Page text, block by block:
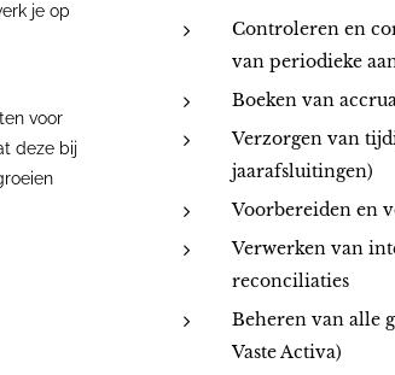
je op
voor
deze bij
Controleren en
van periodieke
Boeken van
Verzorgen van
jaarafsluitingen)
Voorbereiden en
Verwerken van
reconciliaties
Beheren van alle
Vaste Activa)